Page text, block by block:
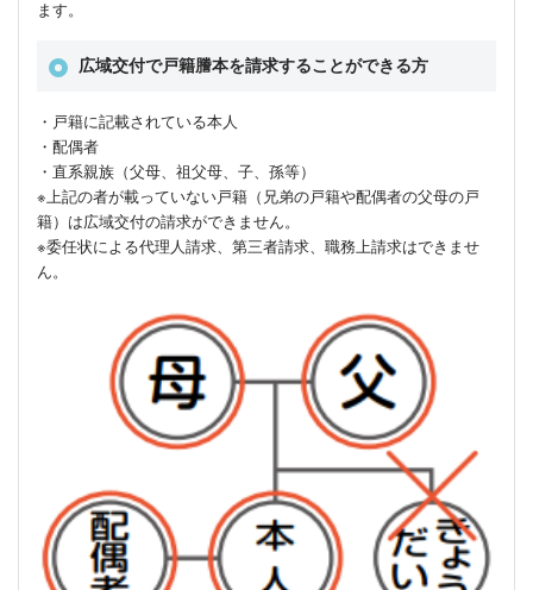
ます。
広域交付で戸籍謄本を請求することができる方
・戸籍に記載されている本人
・配偶者
・直系親族（父母、祖父母、子、孫等）
※上記の者が載っていない戸籍（兄弟の戸籍や配偶者の父母の戸
籍）は広域交付の請求ができません。
※委任状による代理人請求、第三者請求、職務上請求はできませ
ん。